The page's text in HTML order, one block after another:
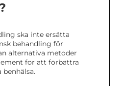
ska inte ersätta
behandling för
alternativa metoder
för att förbättra